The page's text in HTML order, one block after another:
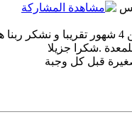
اخي هاشم اختي اصيبت بمكروب
.شكرا جزيلا
قبل كل وجبة